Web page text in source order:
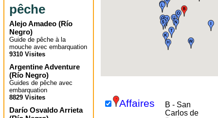
pêche
Alejo Amadeo (Río
Negro)
Guide de pêche à la
mouche avec embarquation
9310 Visites
Argentine Adventure
(Río Negro)
Guides de pêche avec
embarquation
8829 Visites
Darío Osvaldo Arrieta
Affaires
B - San
Carlos de